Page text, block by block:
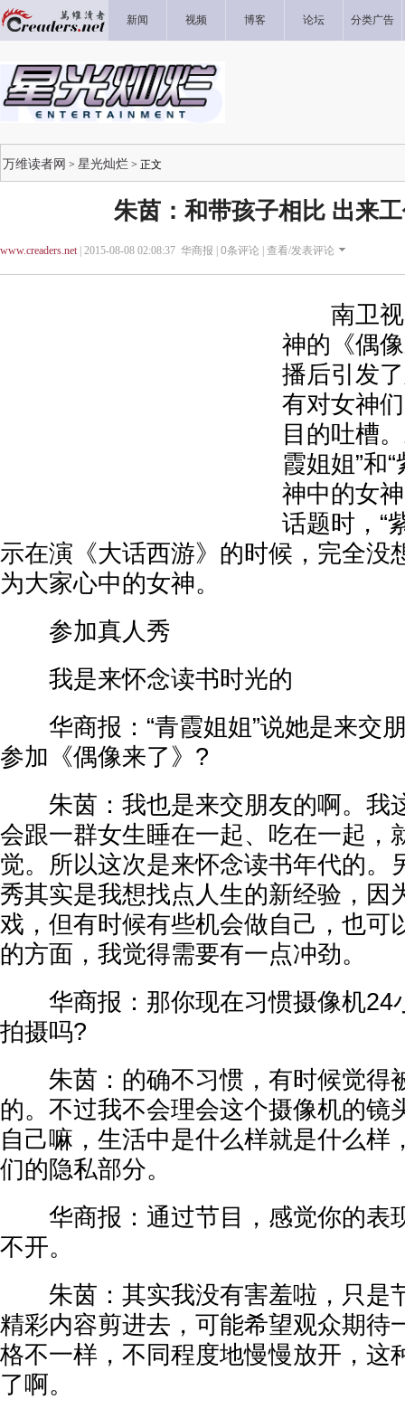
新闻 视频 博客 论坛 分类广告
万维读者网 > 星光灿烂 > 正文
朱茵：和带孩子相比 出来
www.creaders.net| 2015-08-08 02:08:37 华商报 | 0条评论 | 查看/发表评论
南卫视
神的《偶
播后引发
有对女神
目的吐槽
霞姐姐”和
神中的女
话题时，“
示在演《大话西游》的时候，完全没
为大家心中的女神。
参加真人秀
我是来怀念读书时光的
华商报：“青霞姐姐”说她是来交
参加《偶像来了》?
朱茵：我也是来交朋友的啊。我
会跟一群女生睡在一起、吃在一起，
觉。所以这次是来怀念读书年代的。
秀其实是我想找点人生的新经验，因
戏，但有时候有些机会做自己，也可
的方面，我觉得需要有一点冲劲。
华商报：那你现在习惯摄像机24
拍摄吗?
朱茵：的确不习惯，有时候觉得
的。不过我不会理会这个摄像机的镜
自己嘛，生活中是什么样就是什么样
们的隐私部分。
华商报：通过节目，感觉你的表
不开。
朱茵：其实我没有害羞啦，只是
精彩内容剪进去，可能希望观众期待
格不一样，不同程度地慢慢放开，这
了啊。